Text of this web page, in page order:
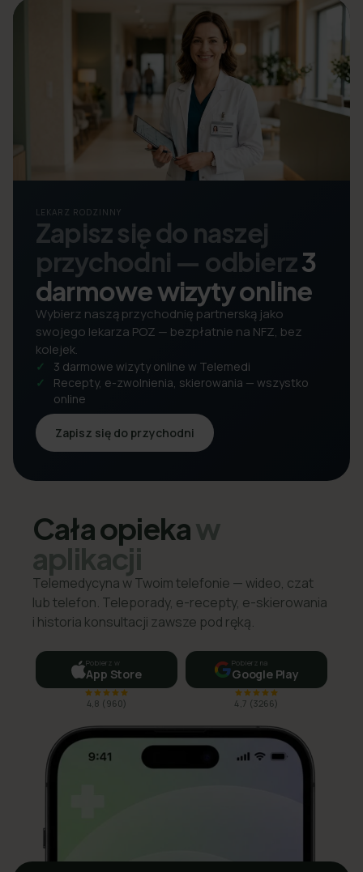
LEKARZ RODZINNY
Zapisz się do naszej
przychodni — odbierz3
darmowe wizyty online
Wybierz naszą przychodnię partnerską jako
swojego lekarza POZ — bezpłatnie na NFZ, bez
kolejek.
3 darmowe wizyty online w Telemedi
Recepty, e-zwolnienia, skierowania — wszystko
online
Zapisz się do przychodni
Cała opiekaw
aplikacji
Telemedycyna w Twoim telefonie — wideo, czat
lub telefon. Teleporady, e-recepty, e-skierowania
i historia konsultacji zawsze pod ręką.
Pobierz w
App Store
4,8 ( 960)
Pobierz na
Google Play
4,7 (3266)